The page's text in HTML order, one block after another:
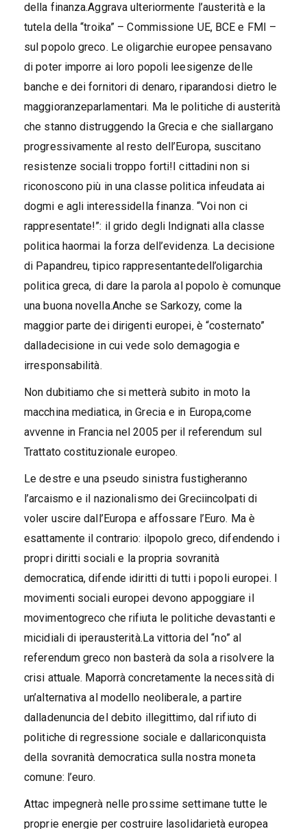
della finanza.Aggrava ulteriormente l’austerità e la
tutela della “troika” – Commissione UE, BCE e FMI –
sul popolo greco. Le oligarchie europee pensavano
di poter imporre ai loro popoli leesigenze delle
banche e dei fornitori di denaro, riparandosi dietro le
maggioranzeparlamentari. Ma le politiche di austerità
che stanno distruggendo la Grecia e che siallargano
progressivamente al resto dell’Europa, suscitano
resistenze sociali troppo forti!I cittadini non si
riconoscono più in una classe politica infeudata ai
dogmi e agli interessidella finanza. “Voi non ci
rappresentate!”: il grido degli Indignati alla classe
politica haormai la forza dell’evidenza. La decisione
di Papandreu, tipico rappresentantedell’oligarchia
politica greca, di dare la parola al popolo è comunque
una buona novella.Anche se Sarkozy, come la
maggior parte dei dirigenti europei, è “costernato”
dalladecisione in cui vede solo demagogia e
irresponsabilità.
Non dubitiamo che si metterà subito in moto la
macchina mediatica, in Grecia e in Europa,come
avvenne in Francia nel 2005 per il referendum sul
Trattato costituzionale europeo.
Le destre e una pseudo sinistra fustigheranno
l’arcaismo e il nazionalismo dei Greciincolpati di
voler uscire dall’Europa e affossare l’Euro. Ma è
esattamente il contrario: ilpopolo greco, difendendo i
propri diritti sociali e la propria sovranità
democratica, difende idiritti di tutti i popoli europei. I
movimenti sociali europei devono appoggiare il
movimentogreco che rifiuta le politiche devastanti e
micidiali di iperausterità.La vittoria del “no” al
referendum greco non basterà da sola a risolvere la
crisi attuale. Maporrà concretamente la necessità di
un’alternativa al modello neoliberale, a partire
dalladenuncia del debito illegittimo, dal rifiuto di
politiche di regressione sociale e dallariconquista
della sovranità democratica sulla nostra moneta
comune: l’euro.
Attac impegnerà nelle prossime settimane tutte le
proprie energie per costruire lasolidarietà europea